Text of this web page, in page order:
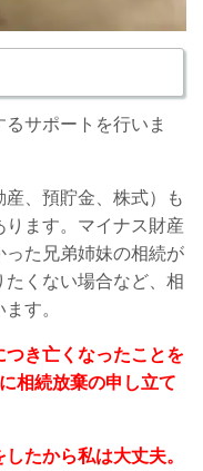
サポートを行いま
、預貯金、株式）も
ます。マイナス財産
た兄弟姉妹の相続が
くない場合など、相
す。
つき亡くなったことを
相続放棄の申し立て
したから私は大丈夫。